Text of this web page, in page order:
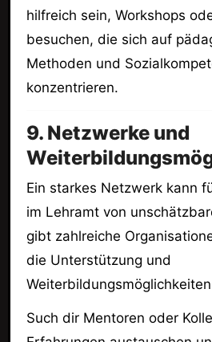
hilfreich sein, Workshops
besuchen, die sich auf
Methoden und
konzentrieren.
9. Netzwerke und
Ein starkes Netzwerk kann
im Lehramt von
gibt zahlreiche
die Unterstützung und
Such dir Mentoren oder